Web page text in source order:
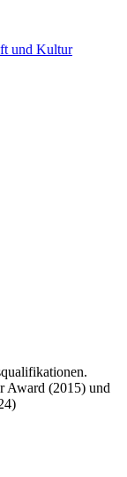
und Kultur
Award (2015) und